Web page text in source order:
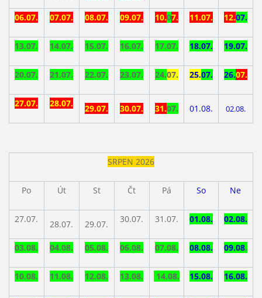
06.07. 07.07. 08.07. 09.07. 10.07. 11.07. 12.07.
13.07. 14.07. 15.07. 16.07. 17.07. 18.07. 19.07.
20.07. 21.07. 22.07. 23.07. 24.07. 25.07. 26.07.
27.07. 28.07. 29.07. 30.07. 31.07. 01.08. 02.08.
SRPEN 2026
Po Út St Čt Pá So Ne
27.07. 28.07. 29.07. 30.07. 31.07. 01.08. 02.08.
03.08. 04.08. 05.08. 06.08. 07.08. 08.08. 09.08.
10.08. 11.08. 12.08. 13.08. 14.08. 15.08. 16.08.